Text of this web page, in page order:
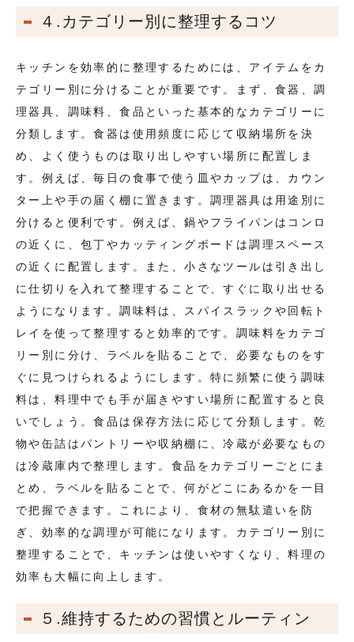
４.カテゴリー別に整理するコツ
キッチンを効率的に整理するためには、アイテムをカ
テゴリー別に分けることが重要です。まず、食器、調
理器具、調味料、食品といった基本的なカテゴリーに
分類します。食器は使用頻度に応じて収納場所を決
め、よく使うものは取り出しやすい場所に配置しま
す。例えば、毎日の食事で使う皿やカップは、カウン
ター上や手の届く棚に置きます。調理器具は用途別に
分けると便利です。例えば、鍋やフライパンはコンロ
の近くに、包丁やカッティングボードは調理スペース
の近くに配置します。また、小さなツールは引き出し
に仕切りを入れて整理することで、すぐに取り出せる
ようになります。調味料は、スパイスラックや回転ト
レイを使って整理すると効率的です。調味料をカテゴ
リー別に分け、ラベルを貼ることで、必要なものをす
ぐに見つけられるようにします。特に頻繁に使う調味
料は、料理中でも手が届きやすい場所に配置すると良
いでしょう。食品は保存方法に応じて分類します。乾
物や缶詰はパントリーや収納棚に、冷蔵が必要なもの
は冷蔵庫内で整理します。食品をカテゴリーごとにま
とめ、ラベルを貼ることで、何がどこにあるかを一目
で把握できます。これにより、食材の無駄遣いを防
ぎ、効率的な調理が可能になります。カテゴリー別に
整理することで、キッチンは使いやすくなり、料理の
効率も大幅に向上します。
５.維持するための習慣とルーティン